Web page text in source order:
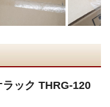
ック THRG-120